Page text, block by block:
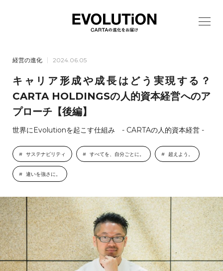
経営の進化 2024.06.05
キャリア形成や成長はどう実現する？
CARTA HOLDINGSの人的資本経営へのア
プローチ【後編】
世界にEvolutionを起こす仕組み - CARTAの人的資本経営 -
サステナビリティ すべてを、自分ごとに。 超えよう。
違いを強さに。